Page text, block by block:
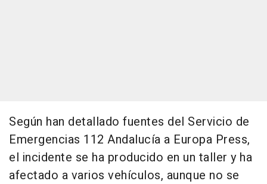
Según han detallado fuentes del Servicio de
Emergencias 112 Andalucía a Europa Press,
el incidente se ha producido en un taller y ha
afectado a varios vehículos, aunque no se